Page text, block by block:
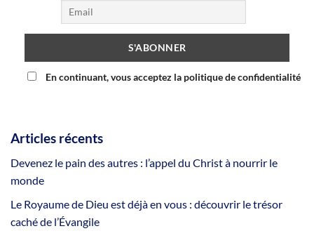
En continuant, vous acceptez la politique de confidentialité
Articles récents
Devenez le pain des autres : l’appel du Christ à nourrir le
monde
Le Royaume de Dieu est déjà en vous : découvrir le trésor
caché de l’Évangile